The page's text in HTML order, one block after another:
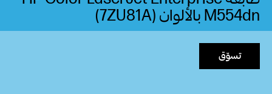
تسوّق
M554dn‎ بالألوان (7ZU81A)